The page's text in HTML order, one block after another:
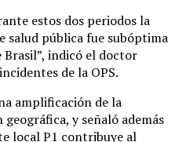
estos dos periodos la
salud pública fue subóptima
indicó el doctor
de la OPS.
amplificación de la
y señaló además
local P1 contribuye al